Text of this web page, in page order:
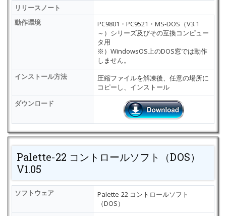
リリースノート
動作環境
PC9801・PC9521・MS-DOS（V3.1
～）シリーズ及びその互換コンピュー
タ用
※）WindowsOS上のDOS窓では動作
しません。
インストール方法
圧縮ファイルを解凍後、任意の場所に
コピーし、インストール
ダウンロード
Palette-22 コントロールソフト（DOS）
V1.05
ソフトウェア
Palette-22 コントロールソフト
（DOS）